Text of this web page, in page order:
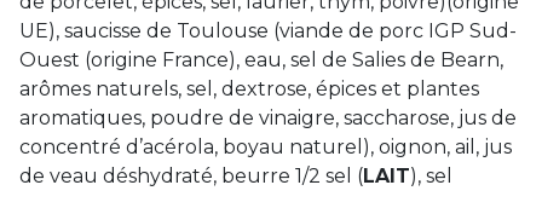
UE), saucisse de Toulouse (viande de porc IGP Sud-
Ouest (origine France), eau, sel de Salies de Bearn,
arômes naturels, sel, dextrose, épices et plantes
aromatiques, poudre de vinaigre, saccharose, jus de
concentré d’acérola, boyau naturel), oignon, ail, jus
de veau déshydraté, beurre 1/2 sel (LAIT), sel